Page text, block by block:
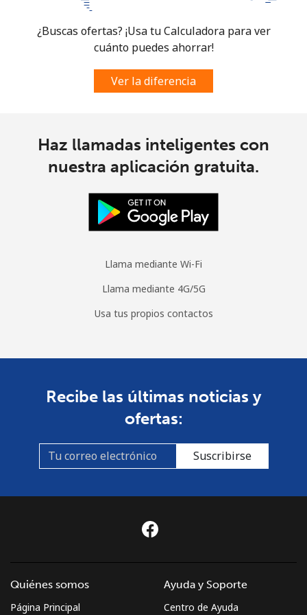
Mobile -
⁦25.9¢⁩
38 min por
⁦€10⁩
⁦5¢⁩
¿Buscas ofertas? ¡Usa tu Calculadora para ver
cuánto puedes ahorrar!
Ver la diferencia
Haz llamadas inteligentes con
nuestra aplicación gratuita.
Llama mediante Wi-Fi
Llama mediante 4G/5G
Usa tus propios contactos
Recibe las últimas noticias y
ofertas:
Suscribirse
Quiénes somos
Página Principal
Ayuda y Soporte
Centro de Ayuda